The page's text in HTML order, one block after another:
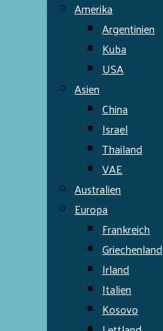
Amerika
Argentinien
Kuba
USA
Asien
China
Israel
Thailand
VAE
Australien
Europa
Frankreich
Griechenland
Irland
Italien
Kosovo